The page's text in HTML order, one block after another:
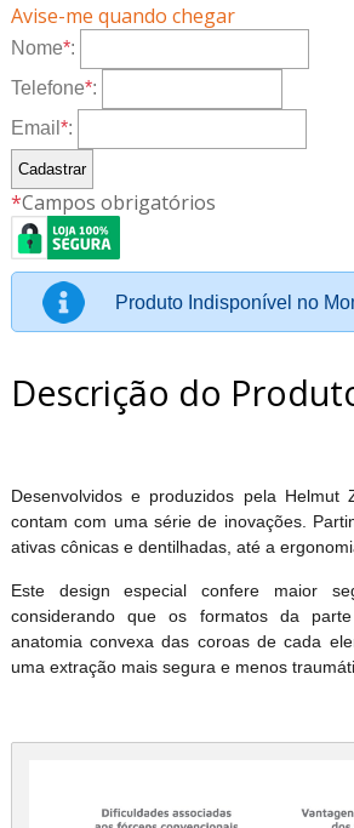
Avise-me quando chegar
Nome*:
Telefone*:
Email *:
*Campos obrigatórios
Produto Indisponível no
Descrição do
Desenvolvidos e produzidos pela Helmut
contam com uma série de inovações.
ativas cônicas e dentilhadas, até a
Este design especial confere maior
considerando que os formatos da
anatomia convexa das coroas de cada
uma extração mais segura e menos